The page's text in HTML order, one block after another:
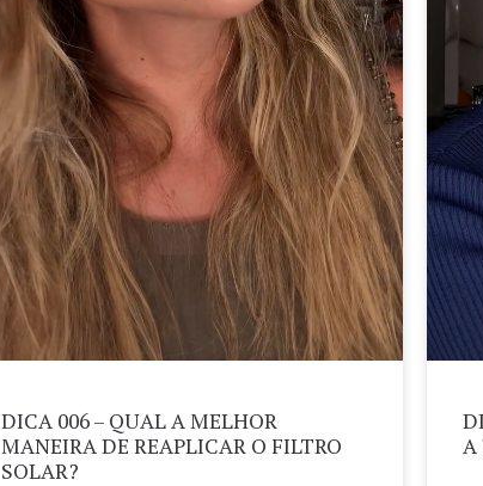
DICA 006 – QUAL A MELHOR
MANEIRA DE REAPLICAR O FILTRO
SOLAR?
A